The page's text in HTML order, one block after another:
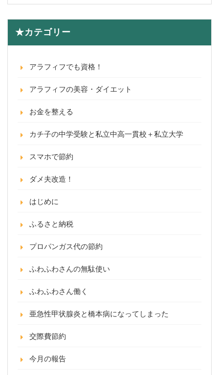
★カテゴリー
アラフィフでも資格！
アラフィフの美容・ダイエット
お金を整える
カチ子の中学受験と私立中高一貫校＋私立大学
スマホで節約
ダメ夫改造！
はじめに
ふるさと納税
プロパンガス代の節約
ふわふわさんの無駄使い
ふわふわさん働く
亜急性甲状腺炎と橋本病になってしまった
交際費節約
今月の報告